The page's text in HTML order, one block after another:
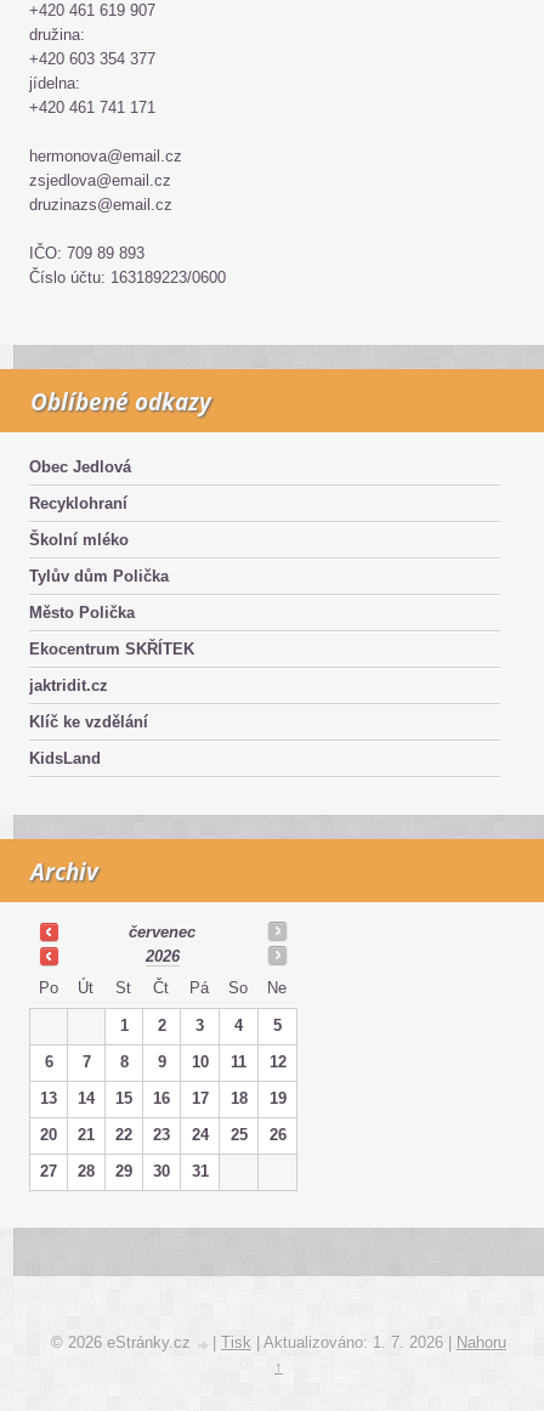
+420 461 619 907
družina:
+420 603 354 377
jídelna:
+420 461 741 171
hermonova@email.cz
zsjedlova@email.cz
druzinazs@email.cz
IČO: 709 89 893
Číslo účtu: 163189223/0600
Oblíbené odkazy
Obec Jedlová
Recyklohraní
Školní mléko
Tylův dům Polička
Město Polička
Ekocentrum SKŘÍTEK
jaktridit.cz
Klíč ke vzdělání
KidsLand
Archiv
červenec
2026
Po
Út St Čt Pá So Ne
1 2 3 4
5
6
7 8 9 10 11
12
13
14 15 16 17 18
19
20
21 22 23 24 25
26
27
28 29 30 31
© 2026 eStránky.cz Tisk Aktualizováno: 1. 7. 2026
Nahoru
↑